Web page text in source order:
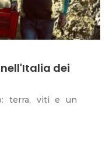
dei
terra, viti e un